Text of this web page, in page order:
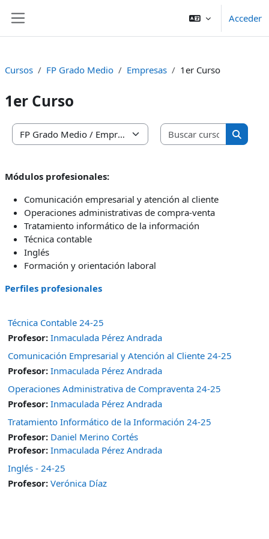
Acceder
Cursos FP Grado Medio Empresas 1er Curso
1er Curso
Categorías
Buscar
Buscar
Módulos profesionales:
Comunicación empresarial y atención al cliente
Operaciones administrativas de compra-venta
Tratamiento informático de la información
Técnica contable
Inglés
Formación y orientación laboral
Perfiles profesionales
Técnica Contable 24-25
Profesor: Inmaculada Pérez Andrada
Comunicación Empresarial y Atención al Cliente 24-25
Profesor: Inmaculada Pérez Andrada
Operaciones Administrativa de Compraventa 24-25
Profesor: Inmaculada Pérez Andrada
Tratamiento Informático de la Información 24-25
Profesor: Daniel Merino Cortés
Profesor: Inmaculada Pérez Andrada
Inglés - 24-25
Profesor: Verónica Díaz